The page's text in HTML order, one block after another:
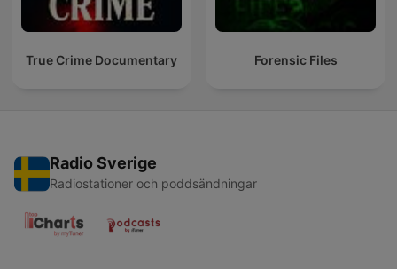
True Crime Documentary Forensic Files
Radio Sverige
Radiostationer och poddsändningar